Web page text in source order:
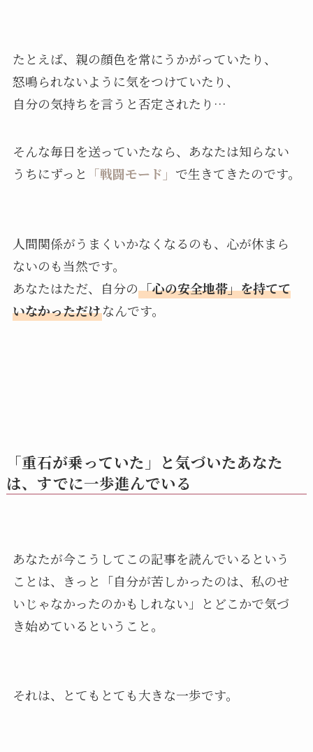
たとえば、親の顔色を常にうかがっていたり、
怒鳴られないように気をつけていたり、
自分の気持ちを言うと否定されたり…
そんな毎日を送っていたなら、あなたは知らない
うちにずっと 「戦闘モード」 で生きてきたのです。
人間関係がうまくいかなくなるのも、心が休まら
ないのも当然です。
あなたはただ、自分の「心の安全地帯」を持てて
いなかっただけなんです。
「重石が乗っていた」と気づいたあなた
は、すでに一歩進んでいる
あなたが今こうしてこの記事を読んでいるという
ことは、きっと「自分が苦しかったのは、私のせ
いじゃなかったのかもしれない」とどこかで気づ
き始めているということ。
それは、とてもとても大きな一歩です。